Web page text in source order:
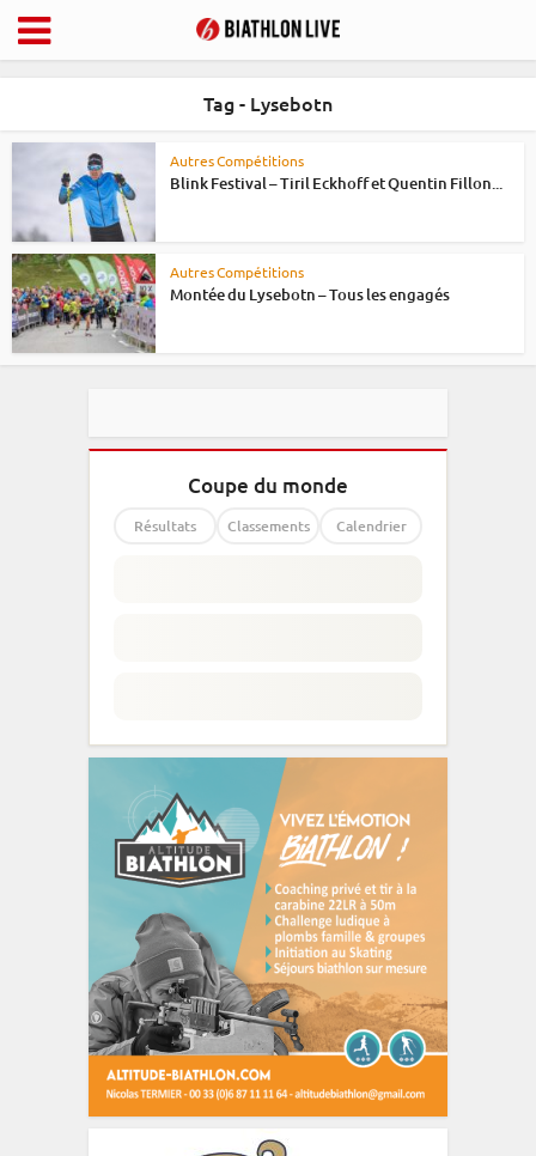
Tag - Lysebotn
Autres Compétitions
Blink Festival – Tiril Eckhoff et Quentin Fillon...
Autres Compétitions
Montée du Lysebotn – Tous les engagés
Coupe du monde
Résultats Classements Calendrier